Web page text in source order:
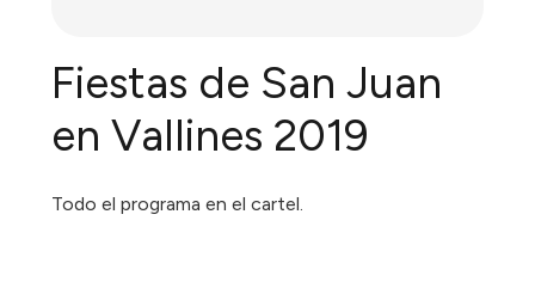
Fiestas de San Juan
en Vallines 2019
Todo el programa en el cartel.